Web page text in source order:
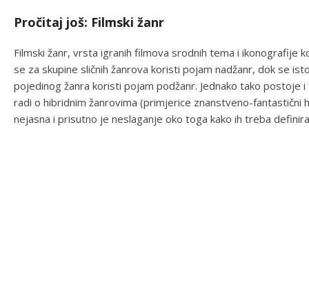
Pročitaj još: Filmski žanr
Filmski žanr, vrsta igranih filmova srodnih tema i ikonografije
se za skupine sličnih žanrova koristi pojam nadžanr, dok se
pojedinog žanra koristi pojam podžanr. Jednako tako postoje
radi o hibridnim žanrovima (primjerice znanstveno-
nejasna i prisutno je neslaganje oko toga kako ih treba